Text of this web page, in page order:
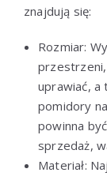
znajdują się:
Rozmiar:
uprawiać, a
pomidory
powinna
sprzedaż,
Materiał: